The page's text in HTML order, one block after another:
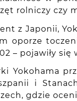
rolniczy czy
z Japonii,
oporze
– pojawiły
Yokohama
i
gdzie